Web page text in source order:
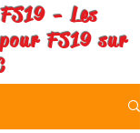
- Les
FS19 sur